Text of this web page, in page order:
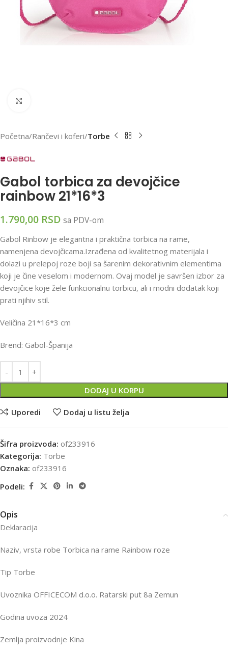
Početna Rančevi i koferi Torbe
Gabol torbica za devojčice
rainbow 21*16*3
1.790,00 RSD sa PDV-om
Gabol Rinbow je elegantna i praktična torbica na rame,
namenjena devojčicama.Izrađena od kvalitetnog materijala i
dolazi u prelepoj roze boji sa šarenim dekorativnim elementima
koji je čine veselom i modernom. Ovaj model je savršen izbor za
devojčice koje žele funkcionalnu torbicu, ali i modni dodatak koji
prati njihiv stil.
Veličina 21*16*3 cm
Brend: Gabol-Španija
DODAJ U KORPU
Uporedi Dodaj u listu želja
Šifra proizvoda: of233916
Kategorija: Torbe
Oznaka: of233916
Podeli:
Opis
Deklaracija
Naziv, vrsta robe Torbica na rame Rainbow roze
Tip Torbe
Uvoznika OFFICECOM d.o.o. Ratarski put 8a Zemun
Godina uvoza 2024
Zemlja proizvodnje Kina